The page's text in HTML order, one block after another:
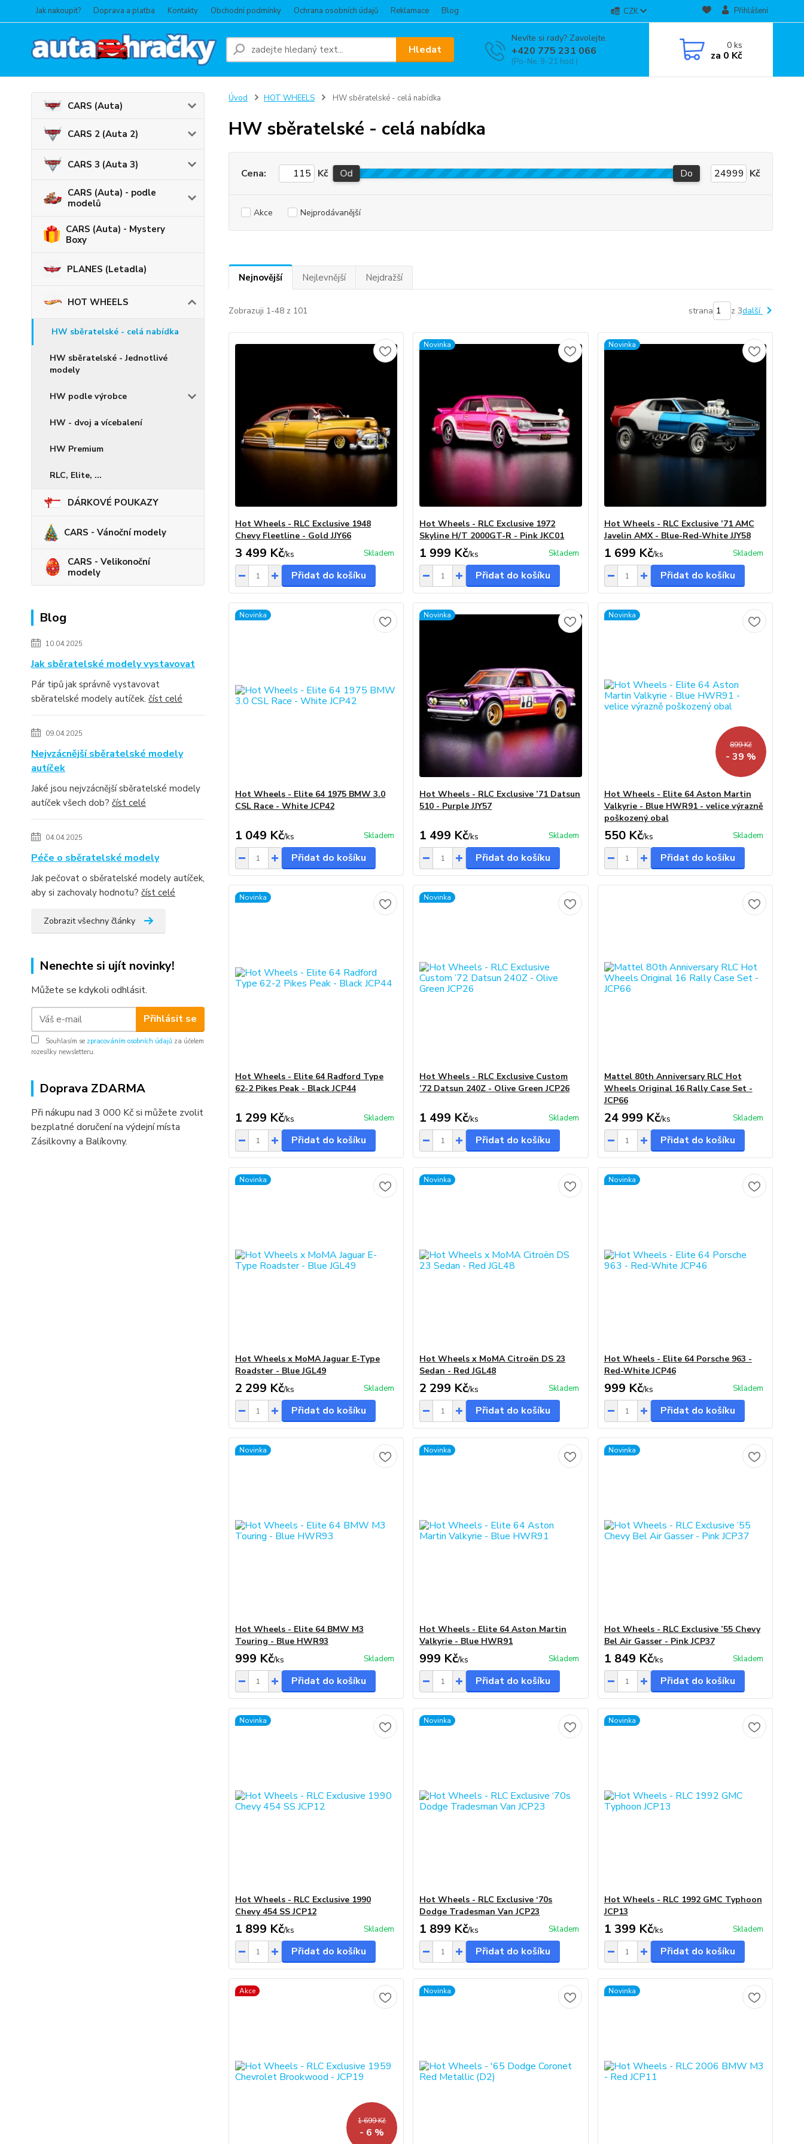
Jak nakoupit? Doprava a platba Kontakty Obchodní podmínky Ochrana osobních údajů Reklamace Blog CZK Přihlášení
Hledat
Nevíte si rady? Zavolejte.
+420 775 231 066
(Po-Ne, 9-21 hod.)
0ks
za 0 Kč
CARS (Auta)
CARS 2 (Auta 2)
CARS 3 (Auta 3)
CARS (Auta) - podle
modelů
CARS (Auta) - Mystery
Boxy
PLANES (Letadla)
HOT WHEELS
HW sběratelské - celá nabídka
HW sběratelské - Jednotlivé
modely
HW podle výrobce
HW - dvoj a vícebalení
HW Premium
RLC, Elite, ...
DÁRKOVÉ POUKAZY
CARS - Vánoční modely
CARS - Velikonoční
modely
Blog
10.04.2025
Jak sběratelské modely vystavovat
Pár tipů jak správně vystavovat
sběratelské modely autíček. číst celé
09.04.2025
Nejvzácnější sběratelské modely
autíček
Jaké jsou nejvzácnější sběratelské modely
autíček všech dob? číst celé
04.04.2025
Péče o sběratelské modely
Jak pečovat o sběratelské modely autíček,
aby si zachovaly hodnotu? číst celé
Zobrazit všechny články
Nenechte si ujít novinky!
Můžete se kdykoli odhlásit.
Přihlásit se
Souhlasím se zpracováním osobních údajů za účelem
rozesílky newsletteru.
Doprava ZDARMA
Při nákupu nad 3 000 Kč si můžete zvolit
bezplatné doručení na výdejní místa
Zásilkovny a Balíkovny.
Úvod HOT WHEELS HW sběratelské - celá nabídka
HW sběratelské - celá nabídka
Cena: Kč Od Do Kč
Akce Nejprodávanější
Nejnovější Nejlevnější Nejdražší
Zobrazuji 1-48 z 101 strana z 3další
Hot Wheels - RLC Exclusive 1948
Chevy Fleetline - Gold JJY66
3 499 Kč/ks Skladem
Přidat do košíku
Novinka
Hot Wheels - RLC Exclusive 1972
Skyline H/T 2000GT-R - Pink JKC01
1 999 Kč/ks Skladem
Přidat do košíku
Novinka
Hot Wheels - RLC Exclusive ’71 AMC
Javelin AMX - Blue-Red-White JJY58
1 699 Kč/ks Skladem
Přidat do košíku
Novinka
Hot Wheels - Elite 64 1975 BMW 3.0
CSL Race - White JCP42
1 049 Kč/ks Skladem
Přidat do košíku
Novinka
Hot Wheels - RLC Exclusive ’71 Datsun
510 - Purple JJY57
1 499 Kč/ks Skladem
Přidat do košíku
Novinka
899 Kč
- 39 %
Hot Wheels - Elite 64 Aston Martin
Valkyrie - Blue HWR91 - velice výrazně
poškozený obal
550 Kč/ks Skladem
Přidat do košíku
Novinka
Hot Wheels - Elite 64 Radford Type
62-2 Pikes Peak - Black JCP44
1 299 Kč/ks Skladem
Přidat do košíku
Novinka
Hot Wheels - RLC Exclusive Custom
’72 Datsun 240Z - Olive Green JCP26
1 499 Kč/ks Skladem
Přidat do košíku
Mattel 80th Anniversary RLC Hot
Wheels Original 16 Rally Case Set -
JCP66
24 999 Kč/ks Skladem
Přidat do košíku
Novinka
Hot Wheels x MoMA Jaguar E-Type
Roadster - Blue JGL49
2 299 Kč/ks Skladem
Přidat do košíku
Novinka
Hot Wheels x MoMA Citroën DS 23
Sedan - Red JGL48
2 299 Kč/ks Skladem
Přidat do košíku
Novinka
Hot Wheels - Elite 64 Porsche 963 -
Red-White JCP46
999 Kč/ks Skladem
Přidat do košíku
Novinka
Hot Wheels - Elite 64 BMW M3
Touring - Blue HWR93
999 Kč/ks Skladem
Přidat do košíku
Novinka
Hot Wheels - Elite 64 Aston Martin
Valkyrie - Blue HWR91
999 Kč/ks Skladem
Přidat do košíku
Novinka
Hot Wheels - RLC Exclusive ’55 Chevy
Bel Air Gasser - Pink JCP37
1 849 Kč/ks Skladem
Přidat do košíku
Novinka
Hot Wheels - RLC Exclusive 1990
Chevy 454 SS JCP12
1 899 Kč/ks Skladem
Přidat do košíku
Novinka
Hot Wheels - RLC Exclusive ‘70s
Dodge Tradesman Van JCP23
1 899 Kč/ks Skladem
Přidat do košíku
Novinka
Hot Wheels - RLC 1992 GMC Typhoon
JCP13
1 399 Kč/ks Skladem
Přidat do košíku
Akce
1 699 Kč
- 6 %
Novinka Novinka